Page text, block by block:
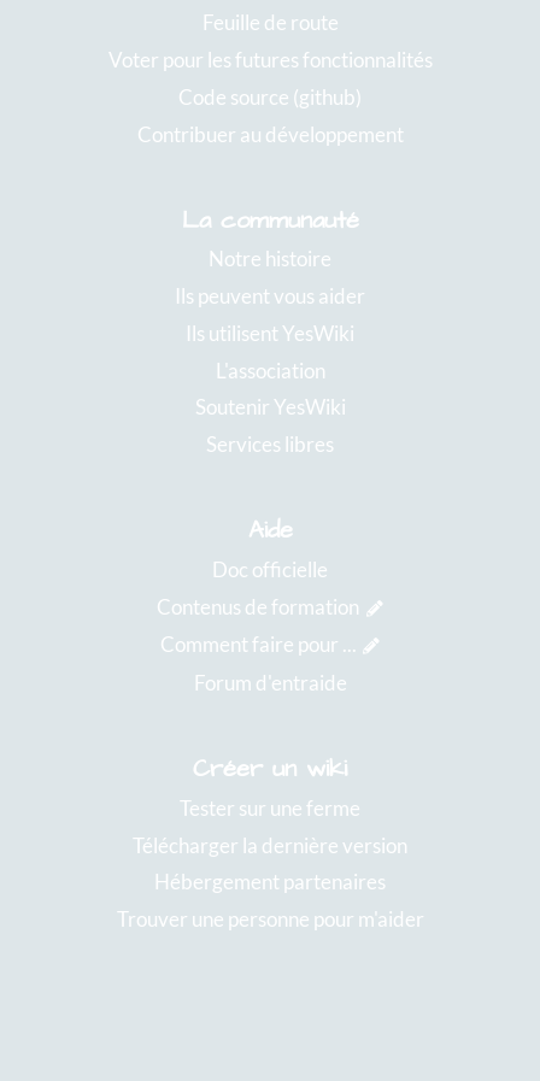
Feuille de route
Voter pour les futures fonctionnalités
Code source (github)
Contribuer au développement
La communauté
Notre histoire
Ils peuvent vous aider
Ils utilisent YesWiki
L'association
Soutenir YesWiki
Services libres
Aide
Doc officielle
Contenus de formation
Comment faire pour ...
Forum d'entraide
Créer un wiki
Tester sur une ferme
Télécharger la dernière version
Hébergement partenaires
Trouver une personne pour m'aider